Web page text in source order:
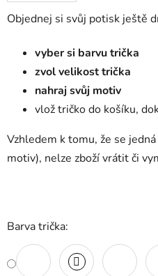
Objednej si svůj potisk ještě
vyber si barvu trička
zvol velikost trička
nahraj svůj motiv
vlož tričko do košíku,
Vzhledem k tomu, že se
motiv), nelze zboží vrátit či
Barva trička: